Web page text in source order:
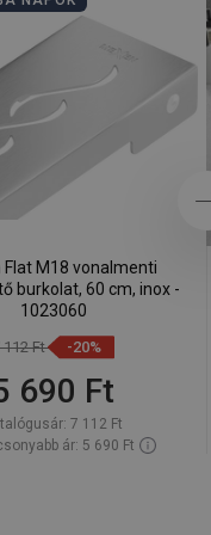
Flat M18 vonalmenti
burkolat, 60 cm, inox -
1023060
112 Ft -20%
690 Ft
7 112 Ft
ár: 5 690 Ft